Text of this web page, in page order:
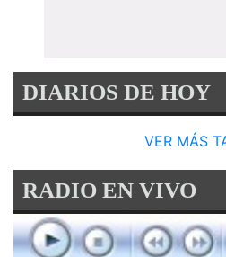
DIARIOS DE HOY
VER MÁS
RADIO EN VIVO